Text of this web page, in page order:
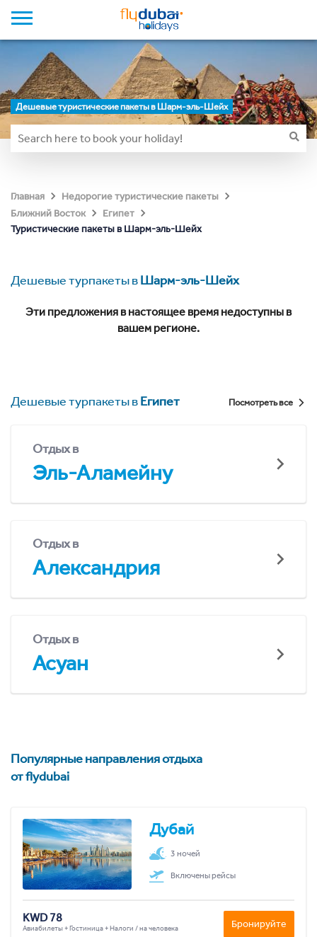
Дешевые туристические пакеты в Шарм-эль-Шейх
Главная
Недорогие туристические пакеты
Ближний Восток
Египет
Туристические пакеты в Шарм-эль-Шейх
Дешевые турпакеты вШарм-эль-Шейх
Эти предложения в настоящее время недоступны в
вашем регионе.
Дешевые турпакеты вЕгипет Посмотреть все
Отдых в
Эль-Аламейну
Отдых в
Александрия
Отдых в
Асуан
Популярные направления отдыха
от flydubai
Дубай
3 ночей
Включены рейсы
KWD 78
Авиабилеты + Гостиница + Налоги / на человека Бронируйте